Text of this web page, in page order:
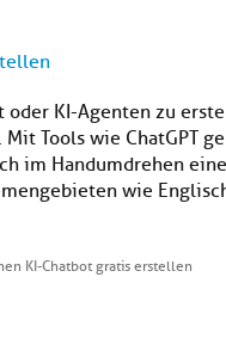
oder KI-Agenten zu
Tools wie ChatGPT
im Handumdrehen
wie
KI-Chatbot gratis erstellen